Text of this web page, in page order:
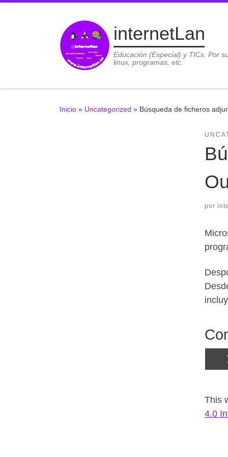
internetLan
Educación (Especial) y TICs. Por
linux, programas, etc.
Inicio » Uncategorized » Búsqueda de ficheros
por
This
4.0